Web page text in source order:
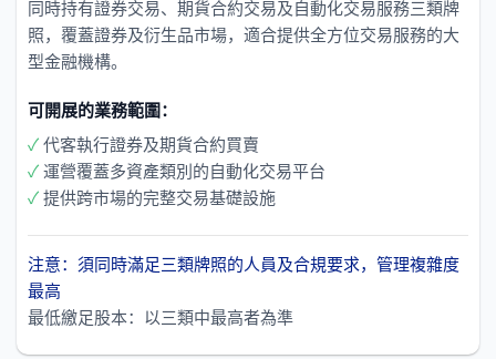
同時持有證券交易、期貨合約交易及自動化交易服務三類牌
照，覆蓋證券及衍生品市場，適合提供全方位交易服務的大
型金融機構。
可開展的業務範圍：
✓ 代客執行證券及期貨合約買賣
✓ 運營覆蓋多資產類別的自動化交易平台
✓ 提供跨市場的完整交易基礎設施
注意：須同時滿足三類牌照的人員及合規要求，管理複雜度
最高
最低繳足股本：以三類中最高者為準